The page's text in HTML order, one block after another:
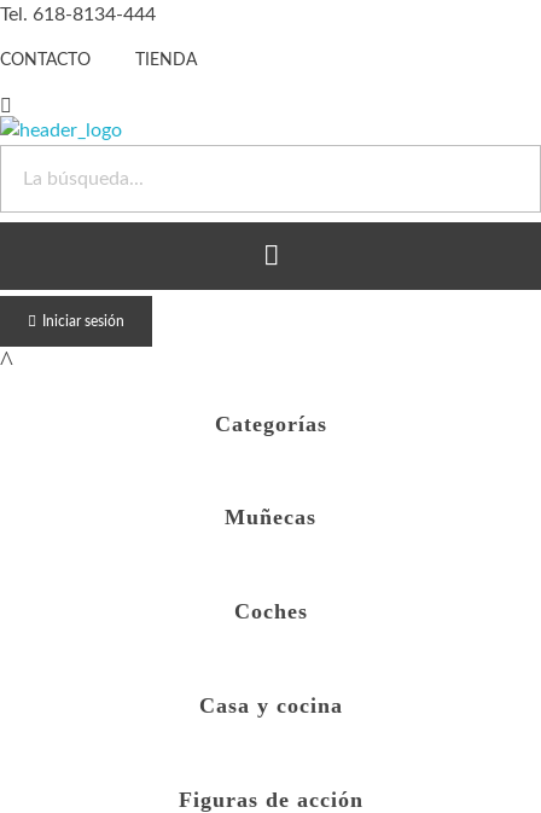
Tel. 618-8134-444
CONTACTO TIENDA
Iniciar sesión
Categorías
Muñecas
Coches
Casa y cocina
Figuras de acción